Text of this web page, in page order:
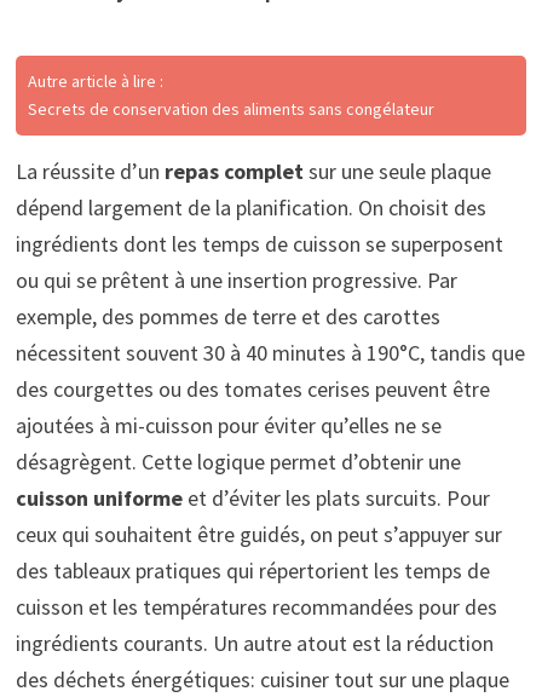
Autre article à lire :
Secrets de conservation des aliments sans congélateur
La réussite d’un repas completsur une seule plaque
dépend largement de la planification. On choisit des
ingrédients dont les temps de cuisson se superposent
ou qui se prêtent à une insertion progressive. Par
exemple, des pommes de terre et des carottes
nécessitent souvent 30 à 40 minutes à 190°C, tandis que
des courgettes ou des tomates cerises peuvent être
ajoutées à mi-cuisson pour éviter qu’elles ne se
désagrègent. Cette logique permet d’obtenir une
cuisson uniformeet d’éviter les plats surcuits. Pour
ceux qui souhaitent être guidés, on peut s’appuyer sur
des tableaux pratiques qui répertorient les temps de
cuisson et les températures recommandées pour des
ingrédients courants. Un autre atout est la réduction
des déchets énergétiques: cuisiner tout sur une plaque